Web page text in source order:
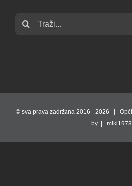
Traži...
© sva prava zadržana 2016 - 2026 |
by | miki1973